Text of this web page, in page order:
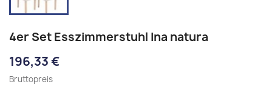
4er Set Esszimmerstuhl Ina natura
196,33 €
Bruttopreis